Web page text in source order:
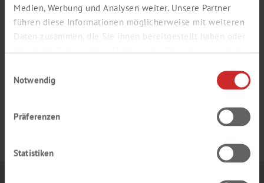
Medien, Werbung und Analysen weiter. Unsere Partner
führen diese Informationen möglicherweise mit weiteren
Daten zusammen, die Sie ihnen bereitgestellt haben oder
Notwendig
Präferenzen
Statistiken
CAS-Nummer (XX-XX-X)